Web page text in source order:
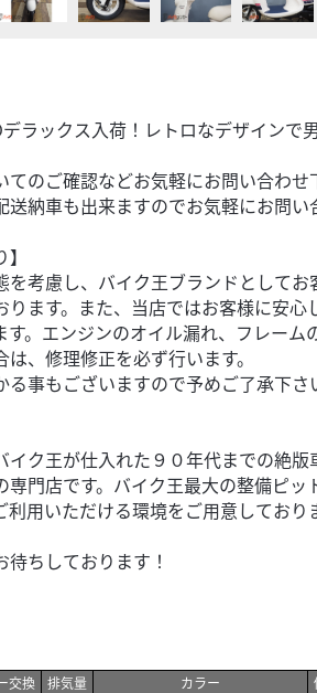
ラックス入荷！レトロなデザインで
のご確認などお気軽にお問い合わ
納車も出来ますのでお気軽にお問い
を考慮し、バイク王ブランドとして
ります。また、当店ではお客様に安
す。エンジンのオイル漏れ、フレーム
、修理修正を必ず行います。
事もございますので予めご了承下さ
イク王が仕入れた９０年代までの絶
門店です。バイク王最大の整備ピッ
利用いただける環境をご用意しており
ちしております！
交換 排気量
カラー